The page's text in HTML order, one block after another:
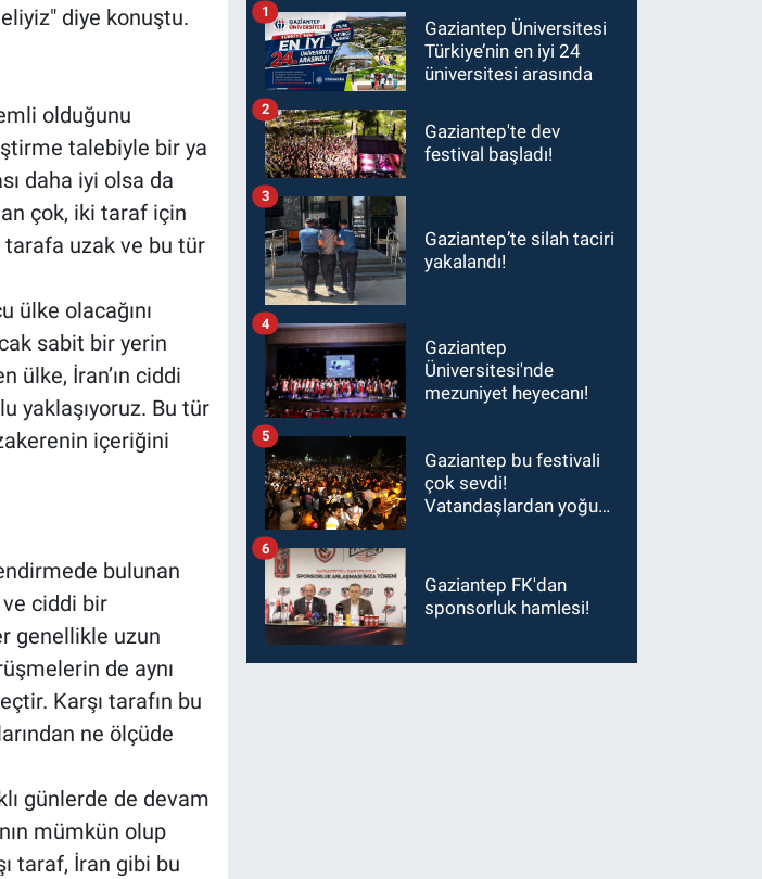
diye konuştu.
olduğunu
talebiyle bir ya
daha iyi olsa da
çok, iki taraf için
tarafa uzak ve bu tür
ülke olacağını
sabit bir yerin
ülke, İran’ın ciddi
yaklaşıyoruz. Bu tür
içeriğini
bulunan
ciddi bir
genellikle uzun
de aynı
Karşı tarafın bu
ne ölçüde
günlerde de devam
mümkün olup
taraf, İran gibi bu
Gaziantep Üniversitesi
Türkiye’nin en iyi 24
üniversitesi arasında
1
Gaziantep'te dev
festival başladı!
2
Gaziantep’te silah taciri
yakalandı!
3
Gaziantep
Üniversitesi'nde
mezuniyet heyecanı!
4
Gaziantep bu festivali
çok sevdi!
Vatandaşlardan yoğun
5
Gaziantep FK'dan
sponsorluk hamlesi!
6